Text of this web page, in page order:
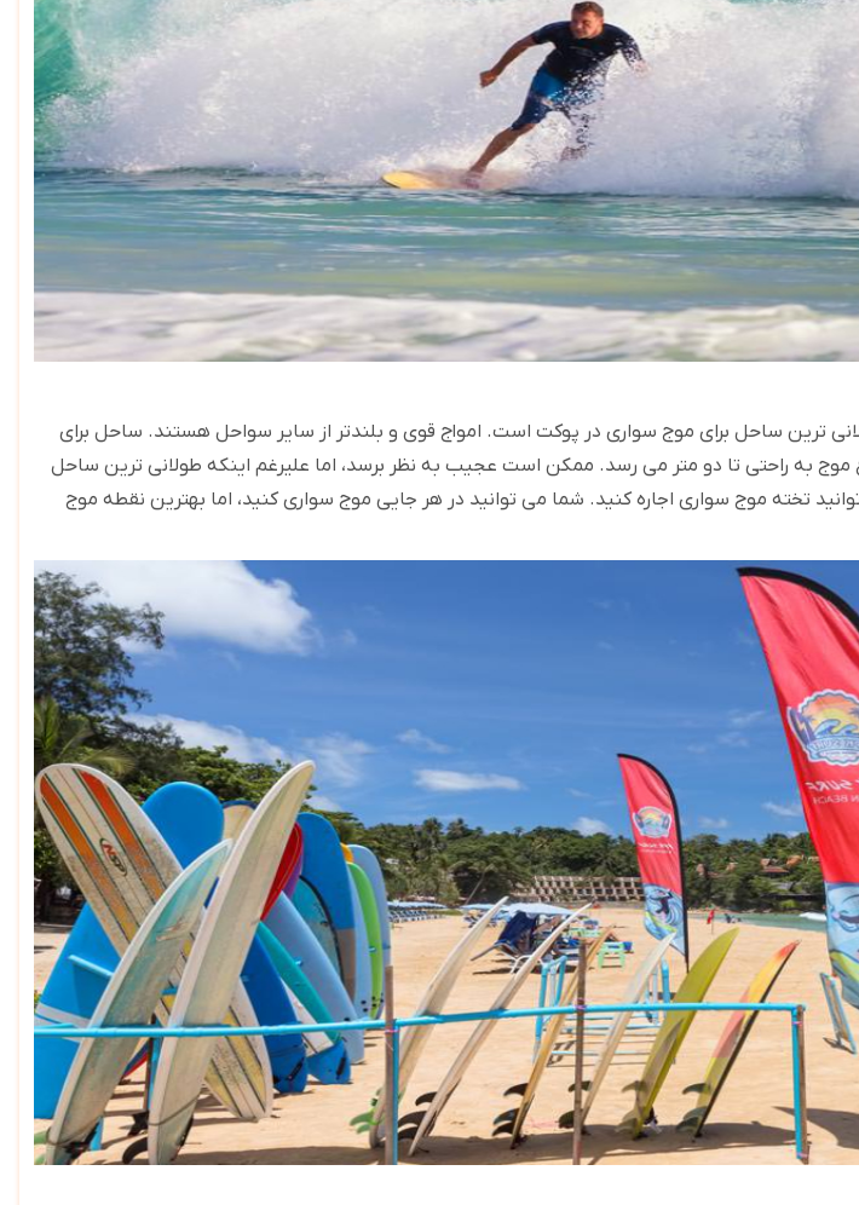
ترین ساحل برای موج سواری در پوکت است. امواج قوی و بلندتر از سایر سواحل هستند. ساحل برای
موج به راحتی تا دو متر می رسد. ممکن است عجیب به نظر برسد، اما علیرغم اینکه طولانی ترین ساحل
تخته موج سواری اجاره کنید. شما می توانید در هر جایی موج سواری کنید، اما بهترین نقطه موج